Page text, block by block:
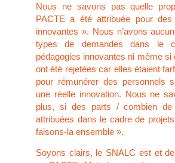
Nous ne savons pas quelle
PACTE a été attribuée pour des
innovantes ». Nous n’avons
types de demandes dans le
pédagogies innovantes ni même si
ont été rejetées car elles étaient
pour rémunérer des personnels
une réelle innovation. Nous ne
plus, si des parts / combien
attribuées dans le cadre de
faisons-la ensemble ».
Soyons clairs, le SNALC est et